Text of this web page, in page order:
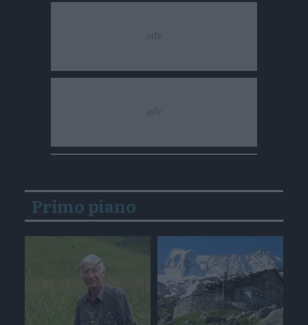
Primo piano